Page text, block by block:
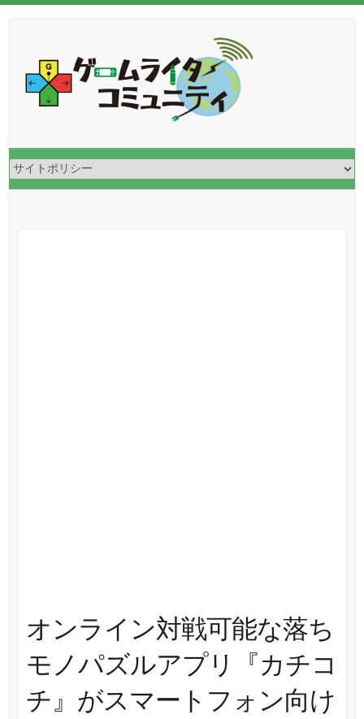
オンライン対戦可能な落ち
モノパズルアプリ『カチコ
チ』がスマートフォン向け